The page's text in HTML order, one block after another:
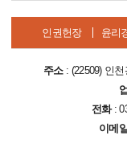
인권헌장 윤리
주소: (22509) 인
전화:
이메